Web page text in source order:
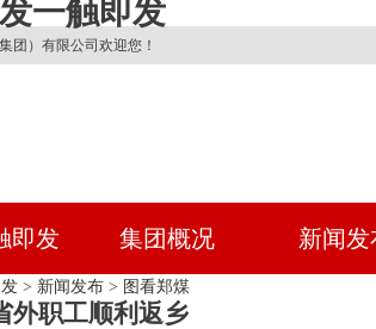
一触即发
团）有限公司欢迎您！
即发 集团概况 新闻发
> 新闻发布 > 图看郑煤
外职工顺利返乡